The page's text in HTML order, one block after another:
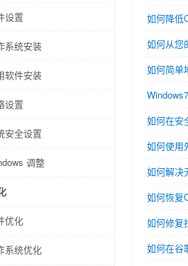
设置
系统安装
软件安装
设置
安全设置
调整
优化
系统优化
如何降低
如何从您
如何简单
如何在安
如何使用
如何解决
如何恢复
如何修复
如何在谷